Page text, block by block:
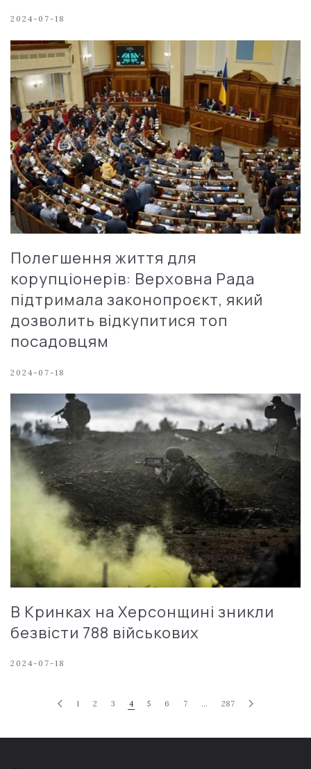
2024-07-18
Полегшення життя для
корупціонерів: Верховна Рада
підтримала законопроєкт, який
дозволить відкупитися топ
посадовцям
2024-07-18
В Кринках на Херсонщині зникли
безвісти 788 військових
2024-07-18
1 2 3 4 5 6 7 … 287